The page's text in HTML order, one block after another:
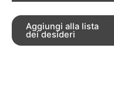
Aggiungi alla lista
dei desideri